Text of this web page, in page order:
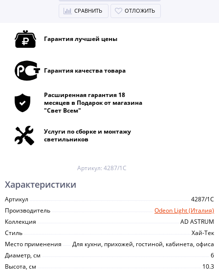
СРАВНИТЬ ОТЛОЖИТЬ
Гарантия лучшей цены
Гарантия качества товара
Расширенная гарантия 18
месяцев в Подарок от магазина
"Свет Всем"
Услуги по сборке и монтажу
светильников
Артикул: 4287/1C
Характеристики
Артикул
4287/1C
Производитель
Odeon Light (Италия)
Коллекция
AD ASTRUM
Стиль
Хай-Тек
Место применения
Для кухни, прихожей, гостиной, кабинета, офиса
Диаметр, см
6
Высота, см
10.3